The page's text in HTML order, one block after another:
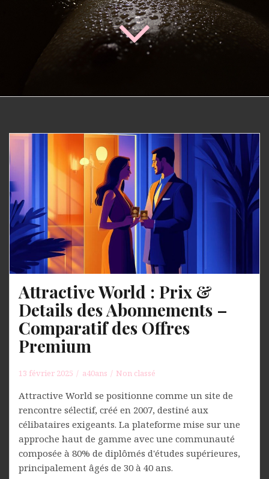
Attractive World : Prix &
Details des Abonnements –
Comparatif des Offres
Premium
13 février 2025 a40ans Non classé
Attractive World se positionne comme un site de
rencontre sélectif, créé en 2007, destiné aux
célibataires exigeants. La plateforme mise sur une
approche haut de gamme avec une communauté
composée à 80% de diplômés d'études supérieures,
principalement âgés de 30 à 40 ans.